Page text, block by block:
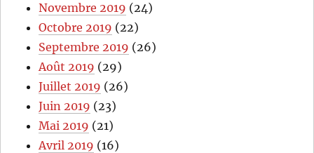
Novembre 2019 (24)
Octobre 2019 (22)
Septembre 2019 (26)
Août 2019 (29)
Juillet 2019 (26)
Juin 2019 (23)
Mai 2019 (21)
Avril 2019 (16)